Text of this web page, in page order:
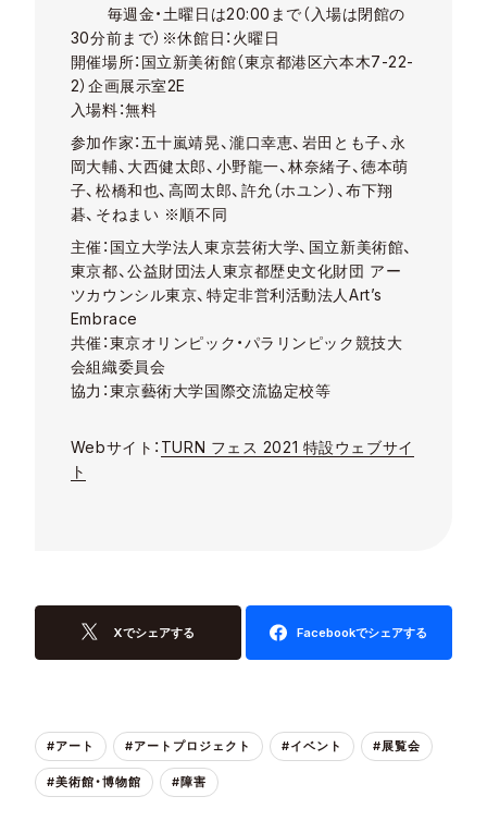
毎週金・土曜日は20:00 まで（入場は閉館の
30分前まで）※休館日：火曜日
開催場所：国立新美術館（東京都港区六本木7-22-
2）企画展示室2E
入場料：無料
参加作家：五十嵐靖晃、瀧口幸恵、岩田とも子、永
岡大輔、大西健太郎、小野龍一、林奈緒子、徳本萌
子、松橋和也、高岡太郎、許允（ホユン）、布下翔
碁、そねまい ※順不同
主催：国立大学法人東京芸術大学、国⽴新美術館、
東京都、公益財団法人東京都歴史文化財団 アー
ツカウンシル東京、特定非営利活動法人Art’s
Embrace
共催：東京オリンピック・パラリンピック競技大
会組織委員会
協力：東京藝術大学国際交流協定校等
Webサイト： TURN フェス 2021 特設ウェブサイ
ト
Xでシェアする Facebookでシェアする
#アート #アートプロジェクト #イベント #展覧会
#美術館・博物館 #障害